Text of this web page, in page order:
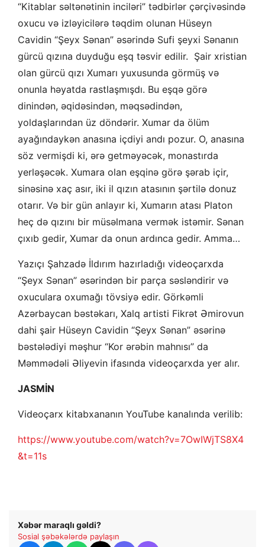
“Kitablar səltənətinin inciləri” tədbirlər çərçivəsində
oxucu və izləyicilərə təqdim olunan Hüseyn
Cavidin “Şeyx Sənan” əsərində Sufi şeyxi Sənanın
gürcü qızına duyduğu eşq təsvir edilir. Şair xristian
olan gürcü qızı Xumarı yuxusunda görmüş və
onunla həyatda rastlaşmışdı. Bu eşqə görə
dinindən, əqidəsindən, məqsədindən,
yoldaşlarından üz döndərir. Xumar da ölüm
ayağındaykən anasına içdiyi andı pozur. O, anasına
söz vermişdi ki, ərə getməyəcək, monastırda
yerləşəcək. Xumara olan eşqinə görə şərab içir,
sinəsinə xaç asır, iki il qızın atasının şərtilə donuz
otarır. Və bir gün anlayır ki, Xumarın atası Platon
heç də qızını bir müsəlmana vermək istəmir. Sənan
çıxıb gedir, Xumar da onun ardınca gedir. Amma…
Yazıçı Şahzadə İldırım hazırladığı videoçarxda
“Şeyx Sənan” əsərindən bir parça səsləndirir və
oxuculara oxumağı tövsiyə edir. Görkəmli
Azərbaycan bəstəkarı, Xalq artisti Fikrət Əmirovun
dahi şair Hüseyn Cavidin “Şeyx Sənan” əsərinə
bəstələdiyi məşhur “Kor ərəbin mahnısı” da
Məmmədəli Əliyevin ifasında videoçarxda yer alır.
JASMİN
Videoçarx kitabxananın YouTube kanalında verilib:
https://www.youtube.com/watch?v=7OwIWjTS8X4
&t=11s
Xəbər maraqlı gəldi?
Sosial şəbəkələrdə paylaşın